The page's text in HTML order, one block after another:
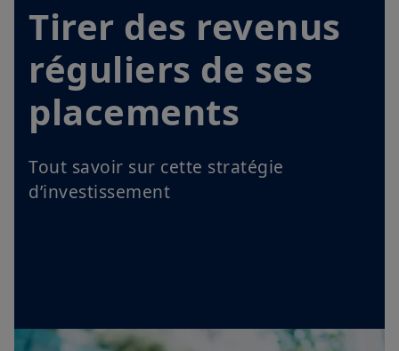
Tirer des revenus
réguliers de ses
placements
Tout savoir sur cette stratégie
d’investissement